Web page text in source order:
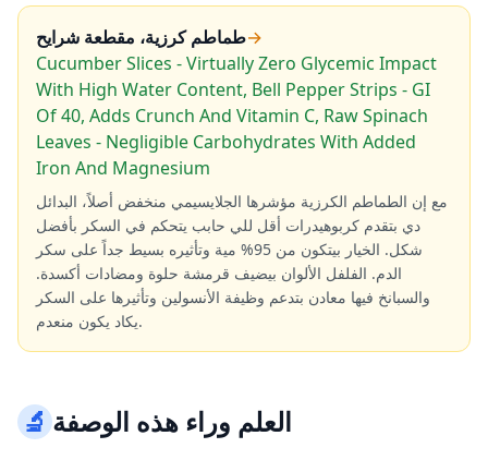
طماطم كرزية، مقطعة شرايح→
Cucumber Slices - Virtually Zero Glycemic Impact
With High Water Content, Bell Pepper Strips - GI
Of 40, Adds Crunch And Vitamin C, Raw Spinach
Leaves - Negligible Carbohydrates With Added
Iron And Magnesium
مع إن الطماطم الكرزية مؤشرها الجلايسيمي منخفض أصلاً، البدائل
دي بتقدم كربوهيدرات أقل للي حابب يتحكم في السكر بأفضل
شكل. الخيار بيتكون من 95% مية وتأثيره بسيط جداً على سكر
الدم. الفلفل الألوان بيضيف قرمشة حلوة ومضادات أكسدة.
والسبانخ فيها معادن بتدعم وظيفة الأنسولين وتأثيرها على السكر
يكاد يكون منعدم.
🔬العلم وراء هذه الوصفة